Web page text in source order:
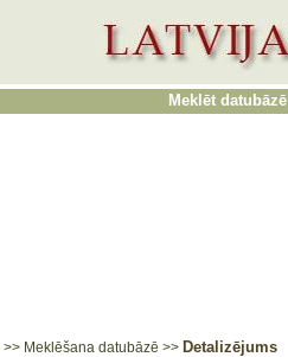
Meklēt datubāzē
>> Meklēšana datubāzē >> Detalizējums